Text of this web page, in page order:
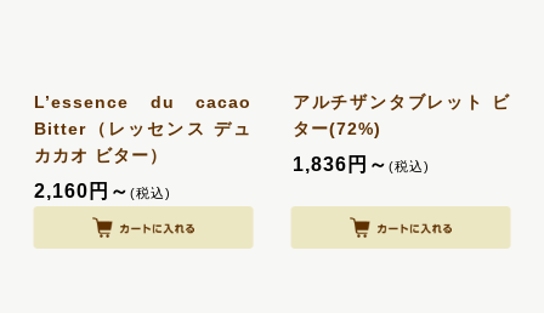
L’essence du cacao
Bitter（レッセンス デュ
カカオ ビター）
2,160 円 ～(税込)
アルチザンタブレット ビ
ター(72%)
1,836 円 ～ (税込)